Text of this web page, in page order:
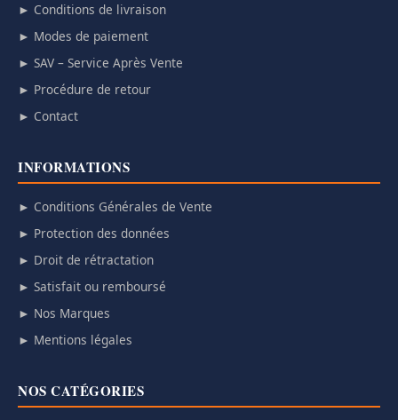
► Conditions de livraison
► Modes de paiement
► SAV – Service Après Vente
► Procédure de retour
► Contact
INFORMATIONS
► Conditions Générales de Vente
► Protection des données
► Droit de rétractation
► Satisfait ou remboursé
► Nos Marques
► Mentions légales
NOS CATÉGORIES